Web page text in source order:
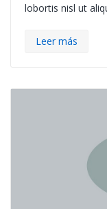
lobortis nisl ut
Leer más